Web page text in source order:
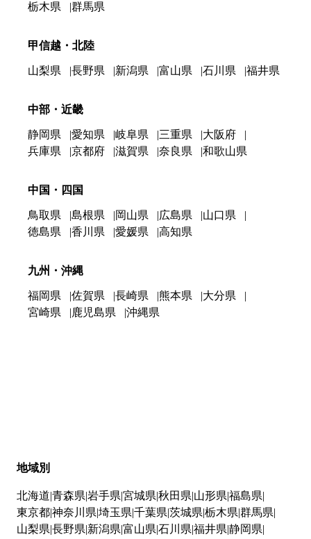
栃木県
群馬県
甲信越・北陸
山梨県 長野県 新潟県 富山県 石川県 福井県
中部・近畿
静岡県 愛知県 岐阜県 三重県
大阪府
兵庫県
京都府 滋賀県 奈良県 和歌山県
中国・四国
鳥取県 島根県 岡山県 広島県
山口県
徳島県
香川県 愛媛県 高知県
九州・沖縄
福岡県 佐賀県 長崎県 熊本県
大分県
宮崎県
鹿児島県 沖縄県
地域別
北海道 青森県 岩手県 宮城県 秋田県 山形県 福島県
東京都神奈川県 埼玉県 千葉県 茨城県 栃木県 群馬県
山梨県 長野県 新潟県 富山県 石川県 福井県 静岡県